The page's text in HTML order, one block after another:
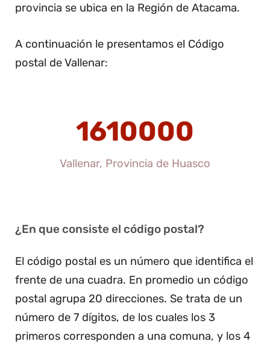
provincia se ubica en la Región de Atacama.
A continuación le presentamos el Código
postal de Vallenar:
1610000
Vallenar, Provincia de Huasco
¿En que consiste el código postal?
El código postal es un número que identifica el
frente de una cuadra. En promedio un código
postal agrupa 20 direcciones. Se trata de un
número de 7 dígitos, de los cuales los 3
primeros corresponden a una comuna, y los 4